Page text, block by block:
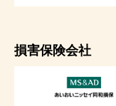
損害保険会社